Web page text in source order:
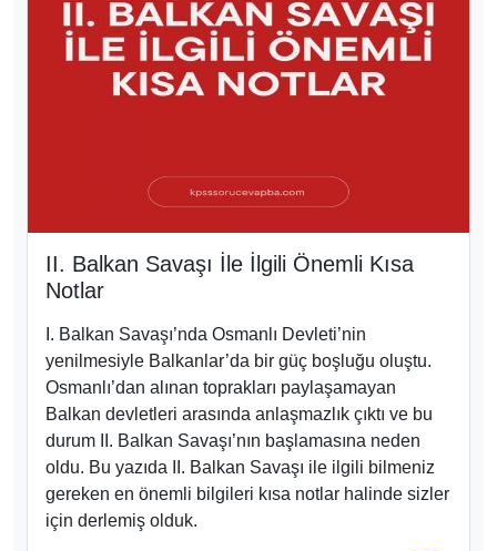
II. Balkan Savaşı İle İlgili Önemli Kısa
Notlar
I. Balkan Savaşı’nda Osmanlı Devleti’nin
yenilmesiyle Balkanlar’da bir güç boşluğu oluştu.
Osmanlı’dan alınan toprakları paylaşamayan
Balkan devletleri arasında anlaşmazlık çıktı ve bu
durum II. Balkan Savaşı’nın başlamasına neden
oldu. Bu yazıda II. Balkan Savaşı ile ilgili bilmeniz
gereken en önemli bilgileri kısa notlar halinde sizler
için derlemiş olduk.